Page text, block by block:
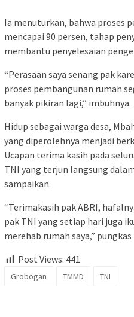
Ia menuturkan, bahwa proses
mencapai 90 persen, tahap
membantu penyelesaian
“Perasaan saya senang pak
proses pembangunan rumah
banyak pikiran lagi,” imbuhnya.
Hidup sebagai warga desa,
yang diperolehnya menjadi
Ucapan terima kasih pada
TNI yang terjun langsung
sampaikan.
“Terimakasih pak ABRI,
pak TNI yang setiap hari juga
merehab rumah saya,”
Post Views: 441
Grobogan TMMD TNI